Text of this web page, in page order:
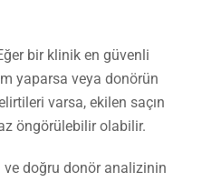
bir klinik en güvenli
yaparsa veya donörün
varsa, ekilen saçın
öngörülebilir olabilir.
doğru donör analizinin